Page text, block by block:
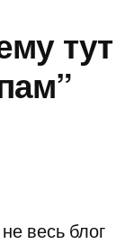
тут
весь блог